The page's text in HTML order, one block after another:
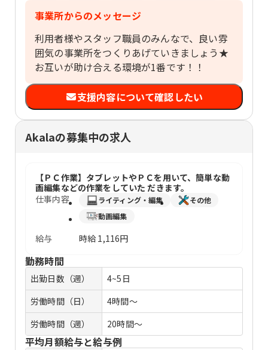
事業所からのメッセージ
利用者様やスタッフ職員のみんなで、良い雰
囲気の事業所をつくりあげていきましょう★
お互いが助け合える環境が1番です！！
支援内容について確認したい
Akalaの募集中の求人
【ＰＣ作業】タブレットやＰＣを用いて、簡単な動
画編集などの作業をしていた だきます。
仕事内容
ライティング・編集
その他
動画編集
給与 時給 1,116円
勤務時間
出勤日数（週）
4~5日
労働時間（日）
4時間～
労働時間（週）
20時間～
平均月額給与と給与例